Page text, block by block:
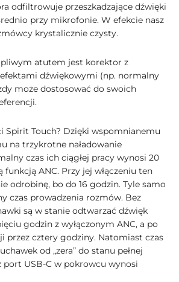
odfiltrowuje przeszkadzające dźwięki
przy mikrofonie. W efekcie nasz
krystalicznie czysty.
atutem jest korektor z
dźwiękowymi (np. normalny
może dostosować do swoich
Spirit Touch? Dzięki wspomnianemu
na trzykrotne naładowanie
czas ich ciągłej pracy wynosi 20
funkcją ANC. Przy jej włączeniu ten
odrobinę, bo do 16 godzin. Tyle samo
czas prowadzenia rozmów. Bez
są w stanie odtwarzać dźwięk
godzin z wyłączonym ANC, a po
przez cztery godziny. Natomiast czas
od „zera” do stanu pełnej
USB-C w pokrowcu wynosi